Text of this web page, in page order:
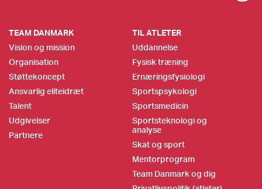
TEAM DANMARK
Vision og mission
Organisation
Støttekoncept
Ansvarlig eliteidræt
Talent
Udgivelser
Partnere
TIL ATLETER
Uddannelse
Fysisk træning
Ernæringsfysiologi
Sportspsykologi
Sportsmedicin
Sportsteknologi og
analyse
Skat og sport
Mentorprogram
Team Danmark og dig